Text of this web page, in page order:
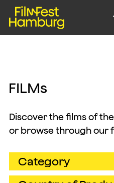
FILMs
Discover the films of
or browse through our